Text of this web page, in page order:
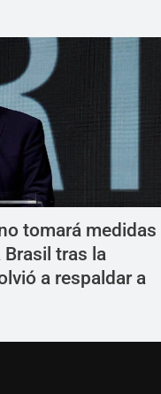
tomará medidas
tras la
a respaldar a